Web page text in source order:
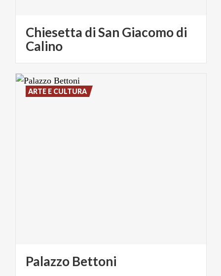
Chiesetta di San Giacomo di
Calino
Palazzo Bettoni
ARTE E CULTURA